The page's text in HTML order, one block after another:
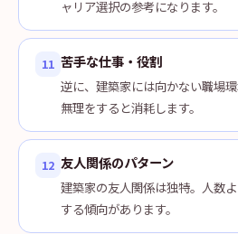
ャリア選択の参考になります。
11 苦手な仕事・役割
逆に、建築家には向かない職場
無理をすると消耗します。
12 友人関係のパターン
建築家の友人関係は独特。人数
する傾向があります。